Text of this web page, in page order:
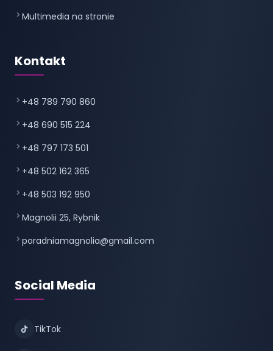
Multimedia na stronie
Kontakt
+48 789 790 860
+48 690 515 224
+48 797 173 501
+48 502 162 365
+48 503 192 950
Magnolii 25, Rybnik
poradniamagnolia@gmail.com
Social Media
TikTok